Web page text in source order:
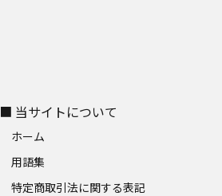
■ 当サイトについて
ホーム
用語集
特定商取引法に関する表記